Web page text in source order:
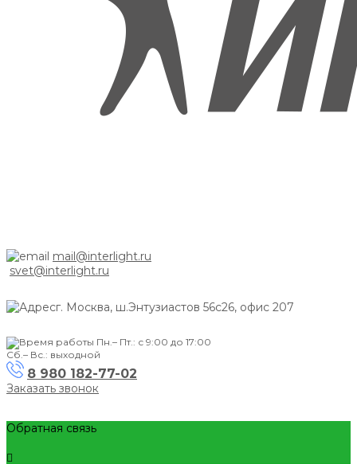
mail@interlight.ru
svet@interlight.ru
г. Москва, ш.Энтузиастов 56с26, офис 207
Пн.– Пт.: с 9:00 до 17:00
Сб.– Вс.: выходной
8 980 182-77-02
Заказать звонок
Обратная связь